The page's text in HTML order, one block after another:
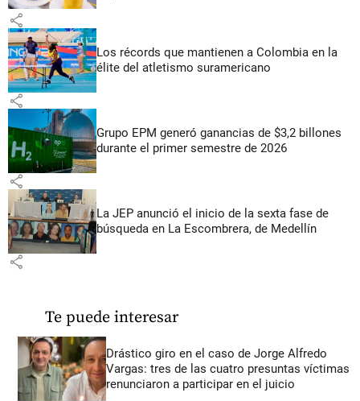
share
Los récords que mantienen a Colombia en la
élite del atletismo suramericano
share
Grupo EPM generó ganancias de $3,2 billones
durante el primer semestre de 2026
share
La JEP anunció el inicio de la sexta fase de
búsqueda en La Escombrera, de Medellín
share
Te puede interesar
Drástico giro en el caso de Jorge Alfredo
Vargas: tres de las cuatro presuntas víctimas
renunciaron a participar en el juicio